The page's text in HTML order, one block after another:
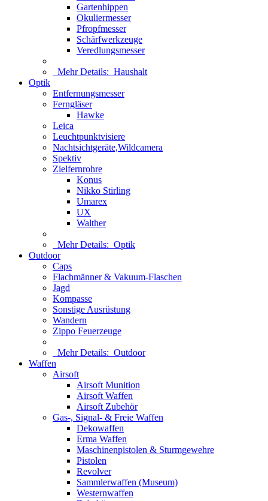
Gartenhippen
Okuliermesser
Pfropfmesser
Schärfwerkzeuge
Veredlungsmesser
Mehr Details: Haushalt
Optik
Entfernungsmesser
Ferngläser
Hawke
Leica
Leuchtpunktvisiere
Nachtsichtgeräte,Wildcamera
Spektiv
Zielfernrohre
Konus
Nikko Stirling
Umarex
UX
Walther
Mehr Details: Optik
Outdoor
Caps
Flachmänner & Vakuum-Flaschen
Jagd
Kompasse
Sonstige Ausrüstung
Wandern
Zippo Feuerzeuge
Mehr Details: Outdoor
Waffen
Airsoft
Airsoft Munition
Airsoft Waffen
Airsoft Zubehör
Gas-, Signal- & Freie Waffen
Dekowaffen
Erma Waffen
Maschinenpistolen & Sturmgewehre
Pistolen
Revolver
Sammlerwaffen (Museum)
Westernwaffen